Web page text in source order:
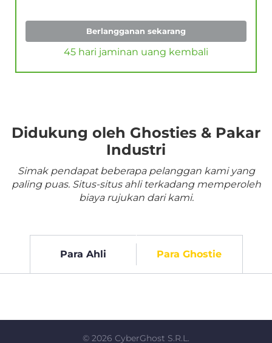
Berlangganan sekarang
45 hari jaminan uang kembali
Didukung oleh Ghosties & Pakar
Industri
Simak pendapat beberapa pelanggan kami yang
paling puas. Situs-situs ahli terkadang memperoleh
biaya rujukan dari kami.
Para Ahli Para Ghostie
© 2026 CyberGhost S.R.L.